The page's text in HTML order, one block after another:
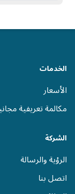
الخدمات
الأسعار
مكالمة تعريفية
الشركة
الرؤية والرسالة
اتصل بنا